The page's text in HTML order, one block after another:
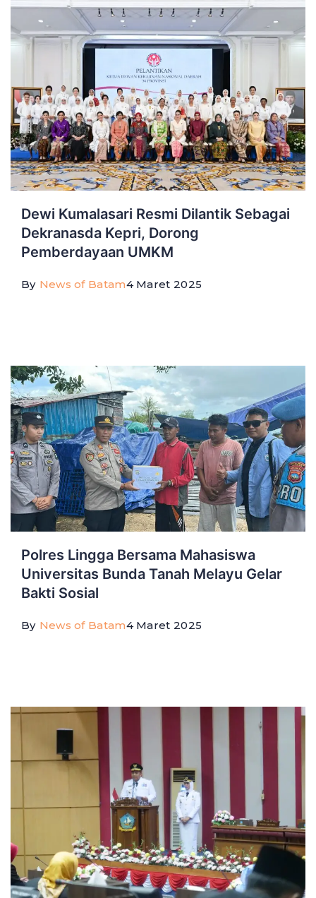
Dewi Kumalasari Resmi Dilantik Sebagai
Dekranasda Kepri, Dorong
Pemberdayaan UMKM
By News of Batam4 Maret 2025
Polres Lingga Bersama Mahasiswa
Universitas Bunda Tanah Melayu Gelar
Bakti Sosial
By News of Batam4 Maret 2025